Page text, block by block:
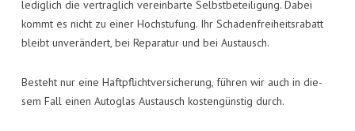
VISI­TEN­KAR­TE
JOBS
ledig­lich die ver­trag­lich ver­ein­bar­te Selbst­be­tei­li­gung. Dabei
kommt es nicht zu einer Hoch­stu­fung. Ihr Scha­den­frei­heits­ra­batt
bleibt unver­än­dert, bei Repa­ra­tur und bei Austausch.
Besteht nur eine Haft­pflicht­ver­si­che­rung, füh­ren wir auch in die­
sem Fall einen Auto­glas Aus­tausch kos­ten­güns­tig durch.